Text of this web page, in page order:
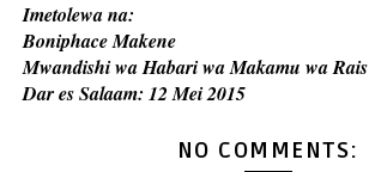
Imetolewa na:
Boniphace Makene
Mwandishi wa Habari wa Makamu wa Rais
Dar es Salaam: 12 Mei 2015
NO COMMENTS: